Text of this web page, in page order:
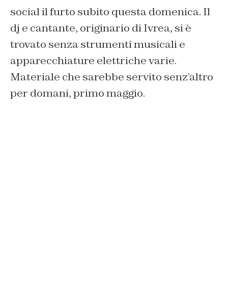
social il furto subito questa domenica. Il
dj e cantante, originario di Ivrea, si è
trovato senza strumenti musicali e
apparecchiature elettriche varie.
Materiale che sarebbe servito senz’altro
per domani, primo maggio.